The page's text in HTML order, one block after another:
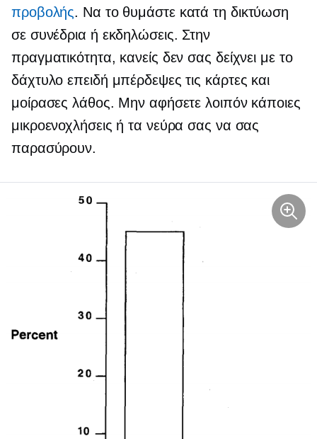
προβολής. Να το θυμάστε κατά τη δικτύωση
σε συνέδρια ή εκδηλώσεις. Στην
πραγματικότητα, κανείς δεν σας δείχνει με το
δάχτυλο επειδή μπέρδεψες τις κάρτες και
μοίρασες λάθος. Μην αφήσετε λοιπόν κάποιες
μικροενοχλήσεις ή τα νεύρα σας να σας
παρασύρουν.